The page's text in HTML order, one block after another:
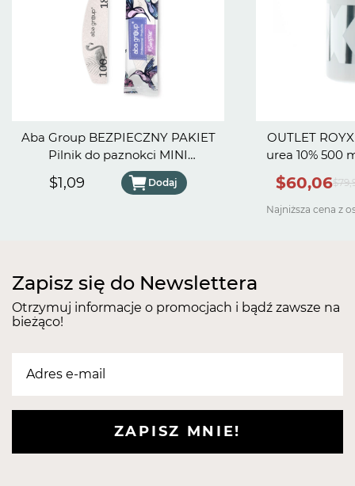
Aba Group BEZPIECZNY PAKIET
Pilnik do paznokci MINI
PÓŁKSIĘŻYC 100/180 SLIM -
FLAMING
$1,09 Dodaj
OUTLET
urea 10% 500 ml - Data
$60,06
Najniższa cena z
Zapisz się do Newslettera
Otrzymuj informacje o promocjach i bądź zawsze na
bieżąco!
ZAPISZ MNIE!